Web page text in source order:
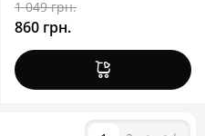
1 049 грн.
860 грн.